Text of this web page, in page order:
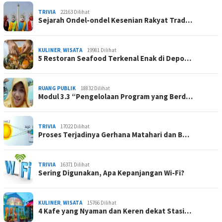
TRIVIA 22163 Dilihat
Sejarah Ondel-ondel Kesenian Rakyat Trad…
KULINER, WISATA 19981 Dilihat
5 Restoran Seafood Terkenal Enak di Depo…
RUANG PUBLIK 18832 Dilihat
Modul 3.3 “Pengelolaan Program yang Berd…
TRIVIA 17022 Dilihat
Proses Terjadinya Gerhana Matahari dan B…
TRIVIA 16371 Dilihat
Sering Digunakan, Apa Kepanjangan Wi-Fi?
KULINER, WISATA 15766 Dilihat
4 Kafe yang Nyaman dan Keren dekat Stasi…